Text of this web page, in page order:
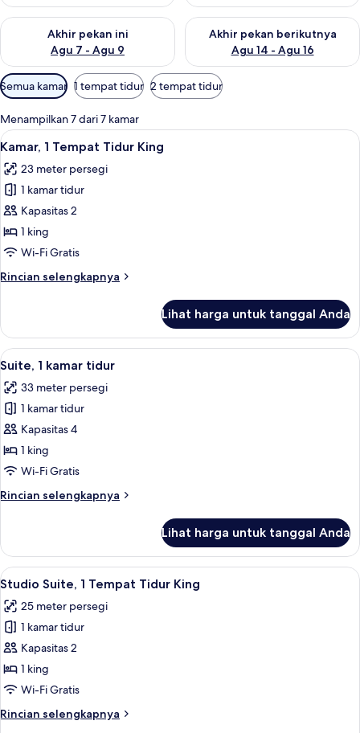
Akhir pekan ini
Agu 7 - Agu 9
Periksa ketersediaan untuk akhir pekan ini Agu 7 - Agu 9
Akhir pekan berikutnya
Agu 14 - Agu 16
Periksa ketersediaan untuk
Filter
tersedia
untuk
kamar
Semua kamar 1 tempat tidur 2 tempat tidur
Menampilkan 7 dari 7 kamar
Lihat
semua
foto
untuk
Kamar,
1
Tempat
King
Kamar, 1 Tempat Tidur King |
6
Kamar, 1 Tempat Tidur King
23 meter persegi
1 kamar tidur
Kapasitas 2
1 king
Wi-Fi Gratis
Rincian selengkapnya
Rincian
Kamar,
Tempat
King
Lihat harga untuk tanggal Anda
Lihat
semua
foto
untuk
Suite,
1
kamar
Suite, 1 kamar tidur | Brankas,
10
Suite, 1 kamar tidur
33 meter persegi
1 kamar tidur
Kapasitas 4
1 king
Wi-Fi Gratis
Rincian selengkapnya
Rincian
Suite,
kamar
Lihat harga untuk tanggal Anda
Lihat
semua
foto
untuk
Studio
Suite,
1
Tidur
Studio Suite, 1 Tempat Tidur King |
6
Studio Suite, 1 Tempat Tidur King
25 meter persegi
1 kamar tidur
Kapasitas 2
1 king
Wi-Fi Gratis
Rincian selengkapnya
Rincian